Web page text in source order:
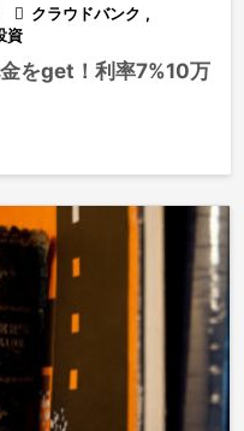
 クラウドバンク ,
資
をget！利率7%10万